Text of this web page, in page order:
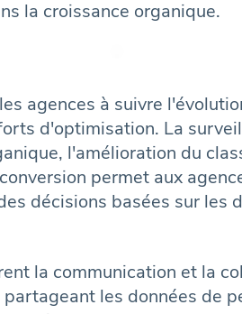
la croissance organique.
agences à suivre
d'optimisation. La
l'amélioration du
permet aux
décisions basées sur les
la communication et la
les données de